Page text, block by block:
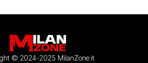
© 2024-2025 MilanZone.it